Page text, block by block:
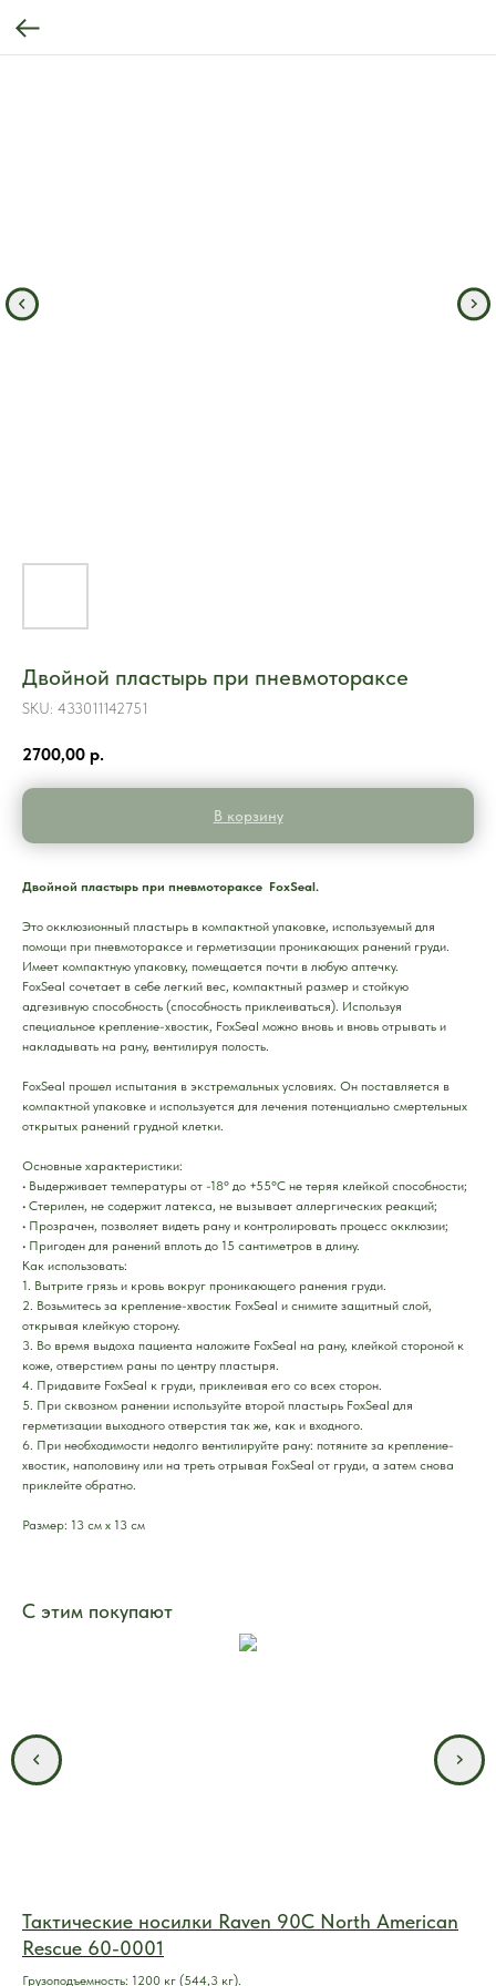
Двойной пластырь при пневмотораксе
SKU: 433011142751
2700,00 р.
В корзину
Двойной пластырь при пневмотораксе FoxSeal.
Это окклюзионный пластырь в компактной упаковке, используемый для
помощи при пневмотораксе и герметизации проникающих ранений груди.
Имеет компактную упаковку, помещается почти в любую аптечку.
FoxSeal сочетает в себе легкий вес, компактный размер и стойкую
адгезивную способность (способность приклеиваться). Используя
специальное крепление-хвостик, FoxSeal можно вновь и вновь отрывать и
накладывать на рану, вентилируя полость.
FoxSeal прошел испытания в экстремальных условиях. Он поставляется в
компактной упаковке и используется для лечения потенциально смертельных
открытых ранений грудной клетки.
Основные характеристики:
• Выдерживает температуры от -18° до +55°C не теряя клейкой способности;
• Стерилен, не содержит латекса, не вызывает аллергических реакций;
• Прозрачен, позволяет видеть рану и контролировать процесс окклюзии;
• Пригоден для ранений вплоть до 15 сантиметров в длину.
Как использовать:
1. Вытрите грязь и кровь вокруг проникающего ранения груди.
2. Возьмитесь за крепление-хвостик FoxSeal и снимите защитный слой,
открывая клейкую сторону.
3. Во время выдоха пациента наложите FoxSeal на рану, клейкой стороной к
коже, отверстием раны по центру пластыря.
4. Придавите FoxSeal к груди, приклеивая его со всех сторон.
5. При сквозном ранении используйте второй пластырь FoxSeal для
герметизации выходного отверстия так же, как и входного.
6. При необходимости недолго вентилируйте рану: потяните за крепление-
хвостик, наполовину или на треть отрывая FoxSeal от груди, а затем снова
приклейте обратно.
Размер: 13 см х 13 см
С этим покупают
Тактические носилки Raven 90C North American
Rescue 60-0001
Грузоподъемность: 1200 кг (544,3 кг).